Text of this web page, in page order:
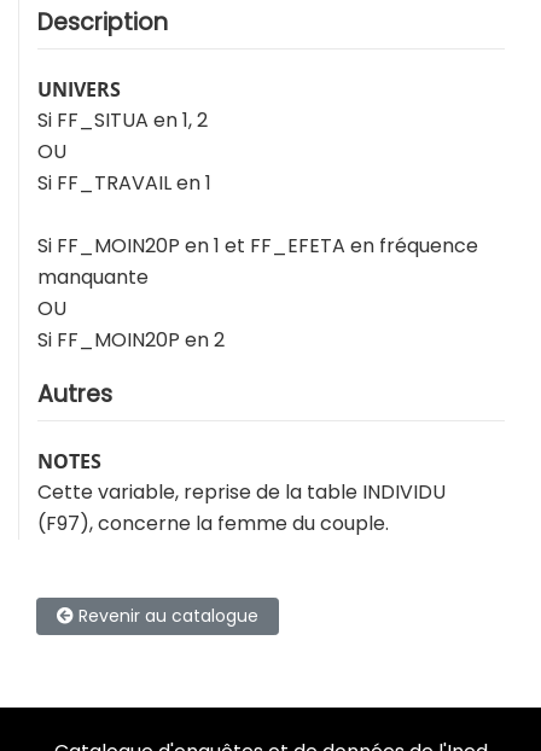
Description
UNIVERS
Si FF_SITUA en 1, 2
OU
Si FF_TRAVAIL en 1
Si FF_MOIN20P en 1 et FF_EFETA en fréquence
manquante
OU
Si FF_MOIN20P en 2
Autres
NOTES
Cette variable, reprise de la table INDIVIDU
(F97), concerne la femme du couple.
Revenir au catalogue